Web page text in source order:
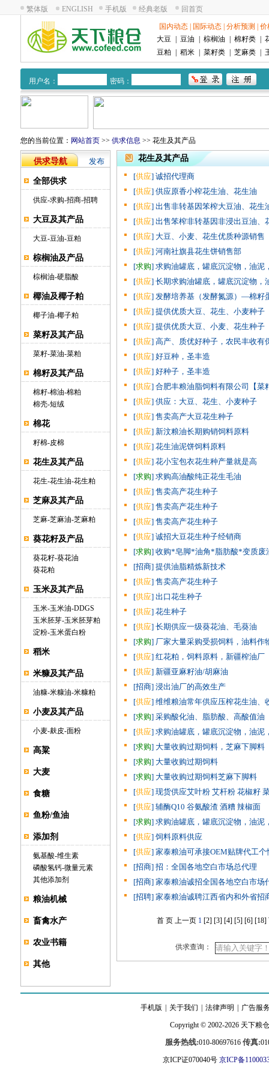
繁体版 ENGLISH 手机版 经典老版 回首页
国内动态 国际动态 分析预测
价
大豆
豆油 棕榈油 棉籽类
豆粕
稻米 菜籽类 芝麻类
用户名： 密码：
您的当前位置： 网站首页 >> 供求信息 >> 花生及其产品
供求导航 发布
全部供求
供应-求购-招商-招聘
大豆及其产品
大豆-豆油-豆粕
棕榈油及产品
棕榈油-硬脂酸
椰油及椰子粕
椰子油-椰子粕
菜籽及其产品
菜籽-菜油-菜粕
棉籽及其产品
棉籽-棉油-棉粕
棉壳-短绒
棉花
籽棉-皮棉
花生及其产品
花生-花生油-花生粕
芝麻及其产品
芝麻-芝麻油-芝麻粕
葵花籽及产品
葵花籽-葵花油
葵花粕
玉米及其产品
玉米-玉米油-DDGS
玉米胚芽-玉米胚芽粕
淀粉-玉米蛋白粉
稻米
米糠及其产品
油糠-米糠油-米糠粕
小麦及其产品
小麦-麸皮-面粉
高粱
大麦
食糖
鱼粉/鱼油
添加剂
氨基酸-维生素
磷酸氢钙-微量元素
其他添加剂
粮油机械
畜禽水产
农业书籍
其他
花生及其产品
[供应] 诚招代理商
[供应] 供应原香小榨花生油、花生油
[供应] 出售非转基因笨榨大豆油、花生
[供应] 出售笨榨非转基因非浸出豆油、
[供应] 大豆、小麦、花生优质种源销售
[供应] 河南社旗县花生饼销售部
[求购] 求购油罐底，罐底沉淀物，油泥
[供应] 长期求购油罐底，罐底沉淀物，
[供应] 发酵培养基（发酵氮源）—棉籽
[供应] 提供优质大豆、花生、小麦种子
[供应] 提供优质大豆、小麦、花生种子
[供应] 高产、质优好种子，农民丰收有
[供应] 好豆种，圣丰造
[供应] 好种子，圣丰造
[供应] 合肥丰粮油脂饲料有限公司【菜
[供应] 供应：大豆、花生、小麦种子
[供应] 售卖高产大豆花生种子
[供应] 新汶粮油长期购销饲料原料
[供应] 花生油泥饼饲料原料
[供应] 花小宝包衣花生种产量就是高
[求购] 求购高油酸纯正花生毛油
[供应] 售卖高产花生种子
[供应] 售卖高产花生种子
[供应] 售卖高产花生种子
[供应] 诚招大豆花生种子经销商
[求购] 收购*皂脚*油角*脂肪酸*变质废
[招商] 提供油脂精炼新技术
[供应] 售卖高产花生种子
[供应] 出口花生种子
[供应] 花生种子
[供应] 长期供应一级葵花油、毛葵油
[求购] 厂家大量采购受损饲料，油料作
[供应] 红花粕，饲料原料，新疆榨油厂
[供应] 新疆亚麻籽油/胡麻油
[招商] 浸出油厂的高效生产
[供应] 维维粮油常年供应压榨花生油、
[求购] 采购酸化油、脂肪酸、高酸值油
[供应] 求购油罐底，罐底沉淀物，油泥
[求购] 大量收购过期饲料，芝麻下脚料
[求购] 大量收购过期饲料
[求购] 大量收购过期饲料芝麻下脚料
[供应] 现货供应艾叶粉 艾杆粉 花椒籽
[供应] 辅酶Q10 谷氨酸渣 酒糟 辣椒面
[求购] 求购油罐底，罐底沉淀物，油泥
[供应] 饲料原料供应
[供应] 家泰粮油可承接OEM贴牌代工个
[招商] 招：全国各地空白市场总代理
[招商] 家泰粮油诚招全国各地空白市场
[招聘] 家泰粮油诚聘江西省内和外省招
首 页 上一页 1 [2] [3] [4] [5] [6] [18]
供求查询：
手机版 关于我们 法律声明 广告服
Copyright © 2002-2026 天下粮仓
服务热线:010-80697616 传真:
京ICP证070040号 京ICP备